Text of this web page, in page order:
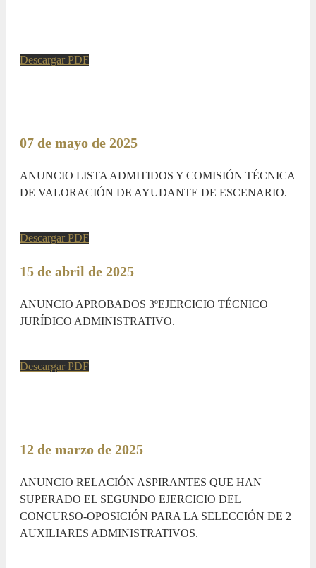
Descargar PDF
07 de mayo de 2025
ANUNCIO LISTA ADMITIDOS Y COMISIÓN TÉCNICA
DE VALORACIÓN DE AYUDANTE DE ESCENARIO.
Descargar PDF
15 de abril de 2025
ANUNCIO APROBADOS 3ºEJERCICIO TÉCNICO
JURÍDICO ADMINISTRATIVO.
Descargar PDF
12 de marzo de 2025
ANUNCIO RELACIÓN ASPIRANTES QUE HAN
SUPERADO EL SEGUNDO EJERCICIO DEL
CONCURSO-OPOSICIÓN PARA LA SELECCIÓN DE 2
AUXILIARES ADMINISTRATIVOS.